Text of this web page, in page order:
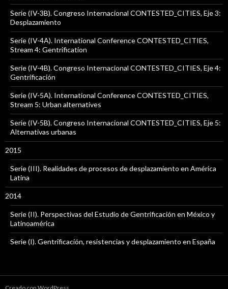
Serie (IV-3B). Congreso Internacional CONTESTED_CITIES, Eje 3:
Desplazamiento
Serie (IV-4A). International Conference CONTESTED_CITIES,
Stream 4: Gentrification
Serie (IV-4B). Congreso Internacional CONTESTED_CITIES, Eje 4:
Gentrificación
Serie (IV-5A). International Conference CONTESTED_CITIES,
Stream 5: Urban alternatives
Serie (IV-5B). Congreso Internacional CONTESTED_CITIES, Eje 5:
Alternativas urbanas
2015
Serie (III). Realidades de procesos de desplazamiento en América
Latina
2014
Serie (II). Perspectivas del Estudio de Gentrificación en México y
Latinoamérica
Serie (I). Gentrificación, resistencias y desplazamiento en España